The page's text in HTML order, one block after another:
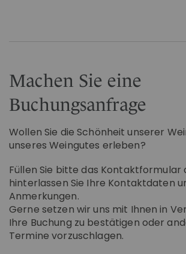
Machen Sie eine
Buchungsanfrage
Wollen Sie die Schönheit unserer
unseres Weingutes erleben?
Füllen Sie bitte das Kontaktformular
hinterlassen Sie Ihre Kontaktdaten
Anmerkungen.
Gerne setzen wir uns mit Ihnen in
Ihre Buchung zu bestätigen oder
Termine vorzuschlagen.